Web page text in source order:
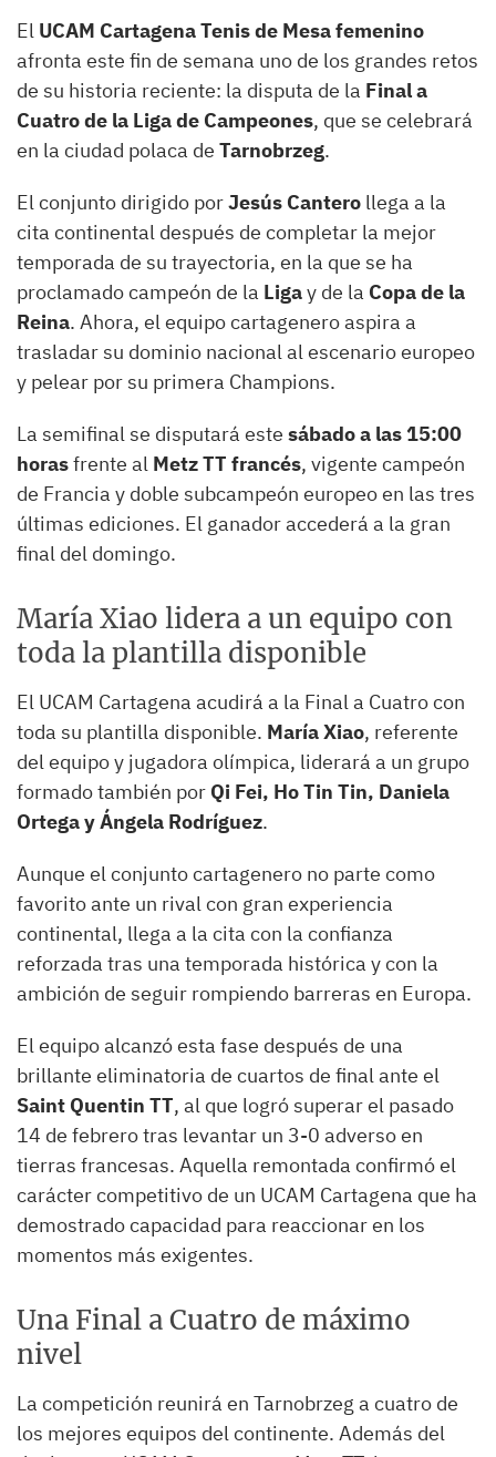
El UCAM Cartagena Tenis de Mesa femenino
afronta este fin de semana uno de los grandes retos
de su historia reciente: la disputa de la Final a
Cuatro de la Liga de Campeones, que se celebrará
en la ciudad polaca de Tarnobrzeg.
El conjunto dirigido porJesús Cantero llega a la
cita continental después de completar la mejor
temporada de su trayectoria, en la que se ha
proclamado campeón de la Ligay de la Copa de la
Reina. Ahora, el equipo cartagenero aspira a
trasladar su dominio nacional al escenario europeo
y pelear por su primera Champions.
La semifinal se disputará este sábado a las 15:00
horasfrente al Metz TT francés, vigente campeón
de Francia y doble subcampeón europeo en las tres
últimas ediciones. El ganador accederá a la gran
final del domingo.
María Xiao lidera a un equipo con
toda la plantilla disponible
El UCAM Cartagena acudirá a la Final a Cuatro con
toda su plantilla disponible. María Xiao, referente
del equipo y jugadora olímpica, liderará a un grupo
formado también por Qi Fei, Ho Tin Tin, Daniela
Ortega y Ángela Rodríguez.
Aunque el conjunto cartagenero no parte como
favorito ante un rival con gran experiencia
continental, llega a la cita con la confianza
reforzada tras una temporada histórica y con la
ambición de seguir rompiendo barreras en Europa.
El equipo alcanzó esta fase después de una
brillante eliminatoria de cuartos de final ante el
Saint Quentin TT, al que logró superar el pasado
14 de febrero tras levantar un 3-0 adverso en
tierras francesas. Aquella remontada confirmó el
carácter competitivo de un UCAM Cartagena que ha
demostrado capacidad para reaccionar en los
momentos más exigentes.
Una Final a Cuatro de máximo
nivel
La competición reunirá en Tarnobrzeg a cuatro de
los mejores equipos del continente. Además del